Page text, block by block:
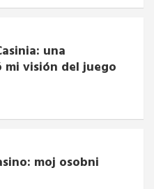
una
mi visión del juego
moj osobni